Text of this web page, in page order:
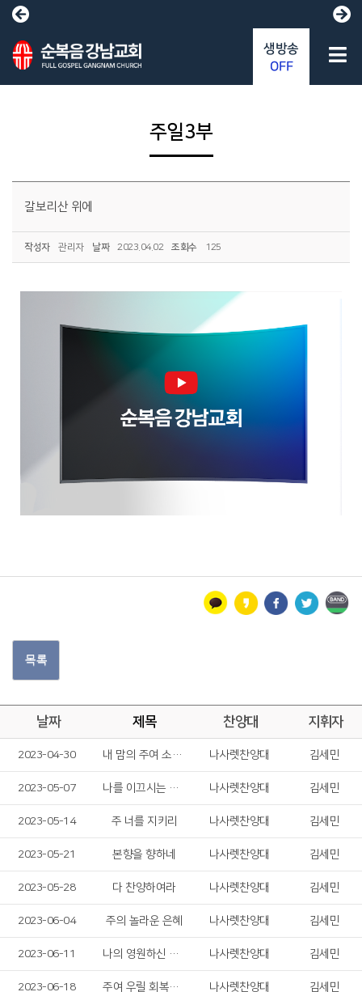
주일3부
갈보리산 위에
작성자 관리자 날짜 2023.04.02 조회수 125
목록
날짜 제목 찬양대 지휘자
2023-04-30 내 맘의 주여 소망 되소서 나사렛찬양대 김세민
2023-05-07 나를 이끄시는 주님 나사렛찬양대 김세민
2023-05-14 주 너를 지키리 나사렛찬양대 김세민
2023-05-21 본향을 향하네 나사렛찬양대 김세민
2023-05-28 다 찬양하여라 나사렛찬양대 김세민
2023-06-04 주의 놀라운 은혜 나사렛찬양대 김세민
2023-06-11 나의 영원하신 기업 나사렛찬양대 김세민
2023-06-18 주여 우릴 회복시켜 주소서 나사렛찬양대 김세민
생방송
OFF